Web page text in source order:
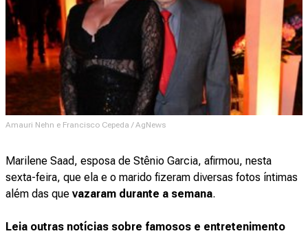
Amauri Nehn e Francisco Cepeda / AgNews
Marilene Saad, esposa de Stênio Garcia, afirmou, nesta
sexta-feira, que ela e o marido fizeram diversas fotos íntimas
além das que vazaram durante a semana.
Leia outras notícias sobre famosos e entretenimento